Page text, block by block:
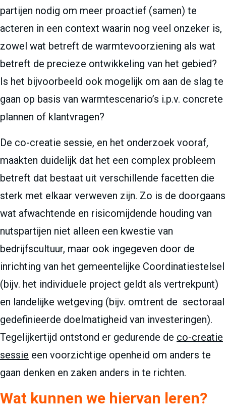
partijen nodig om meer proactief (samen) te
acteren in een context waarin nog veel onzeker is,
zowel wat betreft de warmtevoorziening als wat
betreft de precieze ontwikkeling van het gebied?
Is het bijvoorbeeld ook mogelijk om aan de slag te
gaan op basis van warmtescenario’s i.p.v. concrete
plannen of klantvragen?
De co-creatie sessie, en het onderzoek vooraf,
maakten duidelijk dat het een complex probleem
betreft dat bestaat uit verschillende facetten die
sterk met elkaar verweven zijn. Zo is de doorgaans
wat afwachtende en risicomijdende houding van
nutspartijen niet alleen een kwestie van
bedrijfscultuur, maar ook ingegeven door de
inrichting van het gemeentelijke Coordinatiestelsel
(bijv. het individuele project geldt als vertrekpunt)
en landelijke wetgeving (bijv. omtrent de sectoraal
gedefinieerde doelmatigheid van investeringen).
Tegelijkertijd ontstond er gedurende de co-creatie
sessie een voorzichtige openheid om anders te
gaan denken en zaken anders in te richten.
Wat kunnen we hiervan leren?